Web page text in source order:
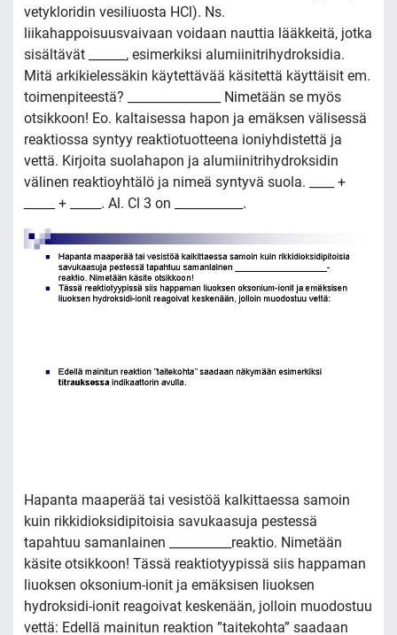
vetykloridin vesiliuosta HCl). Ns.
liikahappoisuusvaivaan voidaan nauttia lääkkeitä, jotka
sisältävät ______, esimerkiksi alumiinitrihydroksidia.
Mitä arkikielessäkin käytettävää käsitettä käyttäisit em.
toimenpiteestä? _______________ Nimetään se myös
otsikkoon! Eo. kaltaisessa hapon ja emäksen välisessä
reaktiossa syntyy reaktiotuotteena ioniyhdistettä ja
vettä. Kirjoita suolahapon ja alumiinitrihydroksidin
välinen reaktioyhtälö ja nimeä syntyvä suola. ____ +
_____ + _____. Al. Cl 3 on ___________.
Hapanta maaperää tai vesistöä kalkittaessa samoin
kuin rikkidioksidipitoisia savukaasuja pestessä
tapahtuu samanlainen __________reaktio. Nimetään
käsite otsikkoon! Tässä reaktiotyypissä siis happaman
liuoksen oksonium-ionit ja emäksisen liuoksen
hydroksidi-ionit reagoivat keskenään, jolloin muodostuu
vettä: Edellä mainitun reaktion ”taitekohta” saadaan